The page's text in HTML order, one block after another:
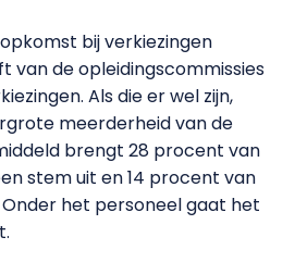
bij verkiezingen
van de opleidingscommissies
Als die er wel zijn,
meerderheid van de
brengt 28 procent van
stem uit en 14 procent van
het personeel gaat het